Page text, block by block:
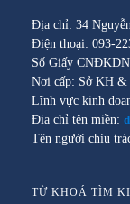
Địa chỉ: 34
Điện thoại: 093-
Số Giấy
Nơi cấp: Sở KH
Lĩnh vực kinh
Địa chỉ tên miền:
Tên người chịu
TỪ KHOÁ TÌM